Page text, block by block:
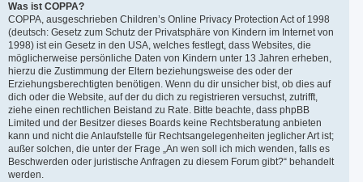
Was ist COPPA?
COPPA, ausgeschrieben Children’s Online Privacy Protection Act of 1998
(deutsch: Gesetz zum Schutz der Privatsphäre von Kindern im Internet von
1998) ist ein Gesetz in den USA, welches festlegt, dass Websites, die
möglicherweise persönliche Daten von Kindern unter 13 Jahren erheben,
hierzu die Zustimmung der Eltern beziehungsweise des oder der
Erziehungsberechtigten benötigen. Wenn du dir unsicher bist, ob dies auf
dich oder die Website, auf der du dich zu registrieren versuchst, zutrifft,
ziehe einen rechtlichen Beistand zu Rate. Bitte beachte, dass phpBB
Limited und der Besitzer dieses Boards keine Rechtsberatung anbieten
kann und nicht die Anlaufstelle für Rechtsangelegenheiten jeglicher Art ist;
außer solchen, die unter der Frage „An wen soll ich mich wenden, falls es
Beschwerden oder juristische Anfragen zu diesem Forum gibt?“ behandelt
werden.